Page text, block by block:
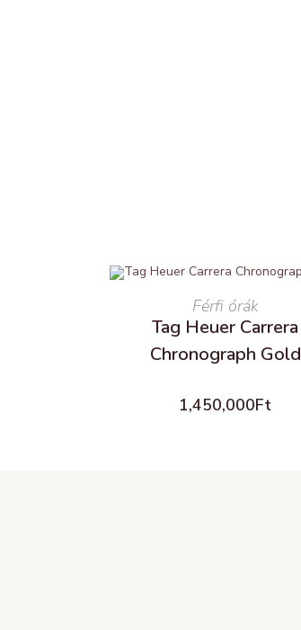
READ MORE
Férfi órák
Tag Heuer Carrera
Chronograph Gold
1,450,000Ft